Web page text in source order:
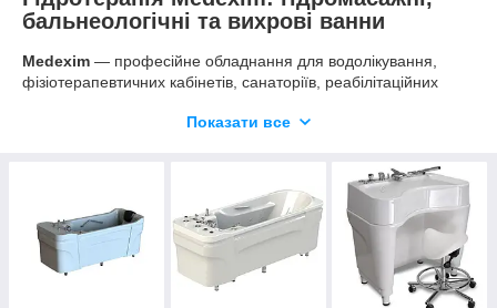
бальнеологічні та вихрові ванни
Medexim — професійне обладнання для водолікування,
фізіотерапевтичних кабінетів, санаторіїв, реабілітаційних
ванни Aquadelicia, вихрові ванни Aquapedis і Aquamanus, а
У "Медрехаб" ви можете купити: гідромасажна ванна,
бальнеологічна ванна, вихрова ванна, ванна для
гідротерапії, обладнання для водолікування, медична ванна
для реабілітації, ванна для санаторію та фізіотерапії.
Показати все